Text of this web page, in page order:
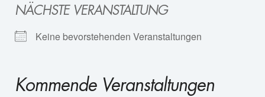
NÄCHSTE VERANSTALTUNG
Keine bevorstehenden Veranstaltungen
Kommende Veranstaltungen